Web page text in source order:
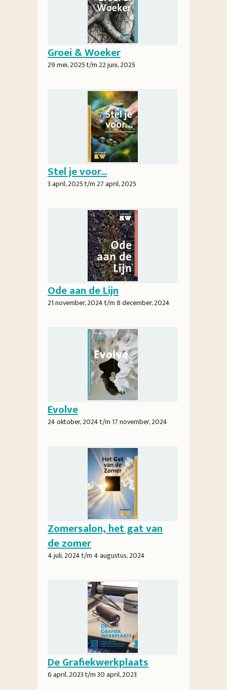
Groei & Woeker
29 mei, 2025t/m22 juni, 2025
Stel je voor...
3 april, 2025t/m27 april, 2025
Ode aan de Lijn
21 november, 2024t/m8 december, 2024
Evolve
24 oktober, 2024t/m 17 november, 2024
Zomersalon, het gat van
de zomer
4 juli, 2024t/m 4 augustus, 2024
De Grafiekwerkplaats
6 april, 2023t/m30 april, 2023